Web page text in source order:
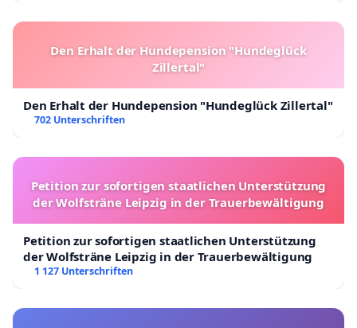
Den Erhalt der Hundepension "Hundeglück
Zillertal"
Den Erhalt der Hundepension "Hundeglück Zillertal"
702 Unterschriften
Petition zur sofortigen staatlichen Unterstützung
der Wolfsträne Leipzig in der Trauerbewältigung
Petition zur sofortigen staatlichen Unterstützung
der Wolfsträne Leipzig in der Trauerbewältigung
1 127 Unterschriften